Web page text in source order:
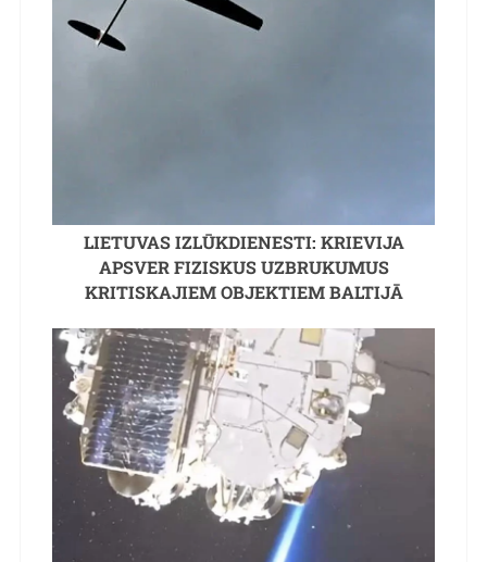
LIETUVAS IZLŪKDIENESTI: KRIEVIJA
APSVER FIZISKUS UZBRUKUMUS
KRITISKAJIEM OBJEKTIEM BALTIJĀ